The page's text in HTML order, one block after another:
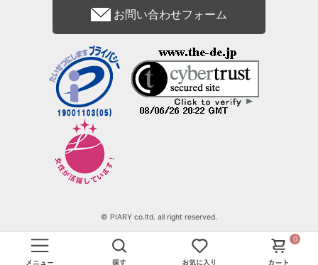
0
お問い合わせフォーム
© PIARY co.ltd. all right reserved.